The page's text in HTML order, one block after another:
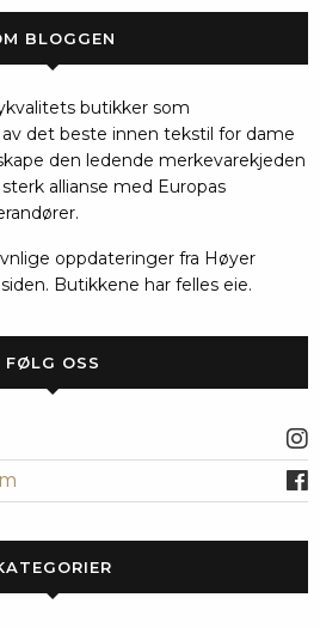
BLOGGEN
butikker som
det beste innen tekstil for dame
den ledende merkevarekjeden
allianse med Europas
oppdateringer fra Høyer
Butikkene har felles eie.
FØLG OSS